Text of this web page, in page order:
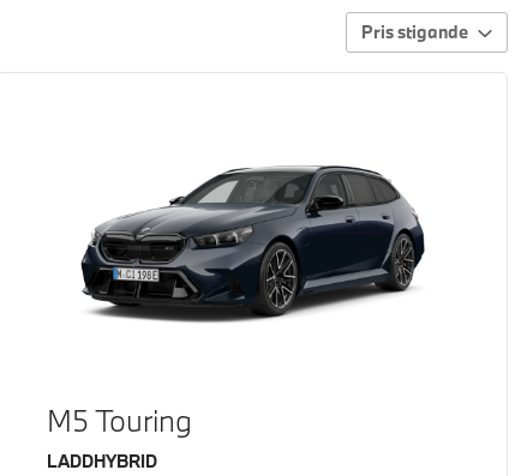
Pris stigande
M5 Touring
Bränsle
LADDHYBRID